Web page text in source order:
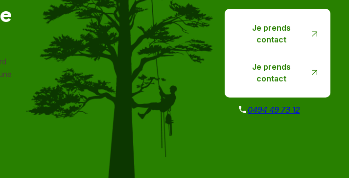
Je prends
contact
Je prends
contact
0494 49 73 12